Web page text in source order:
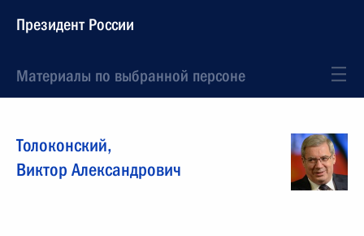
Президент России
Материалы по выбранной персоне
Толоконский,
Виктор Александрович